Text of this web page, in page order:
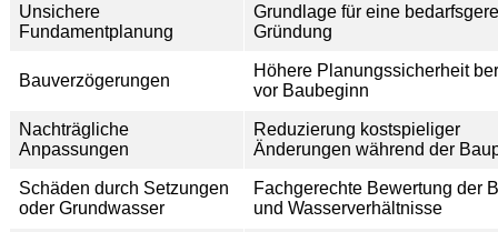
Unsichere
Fundamentplanung
Grundlage für eine
Gründung
Bauverzögerungen
Höhere Planungssicherheit
vor Baubeginn
Nachträgliche
Anpassungen
Reduzierung kostspieliger
Änderungen während der
Schäden durch Setzungen
oder Grundwasser
Fachgerechte Bewertung der
und Wasserverhältnisse